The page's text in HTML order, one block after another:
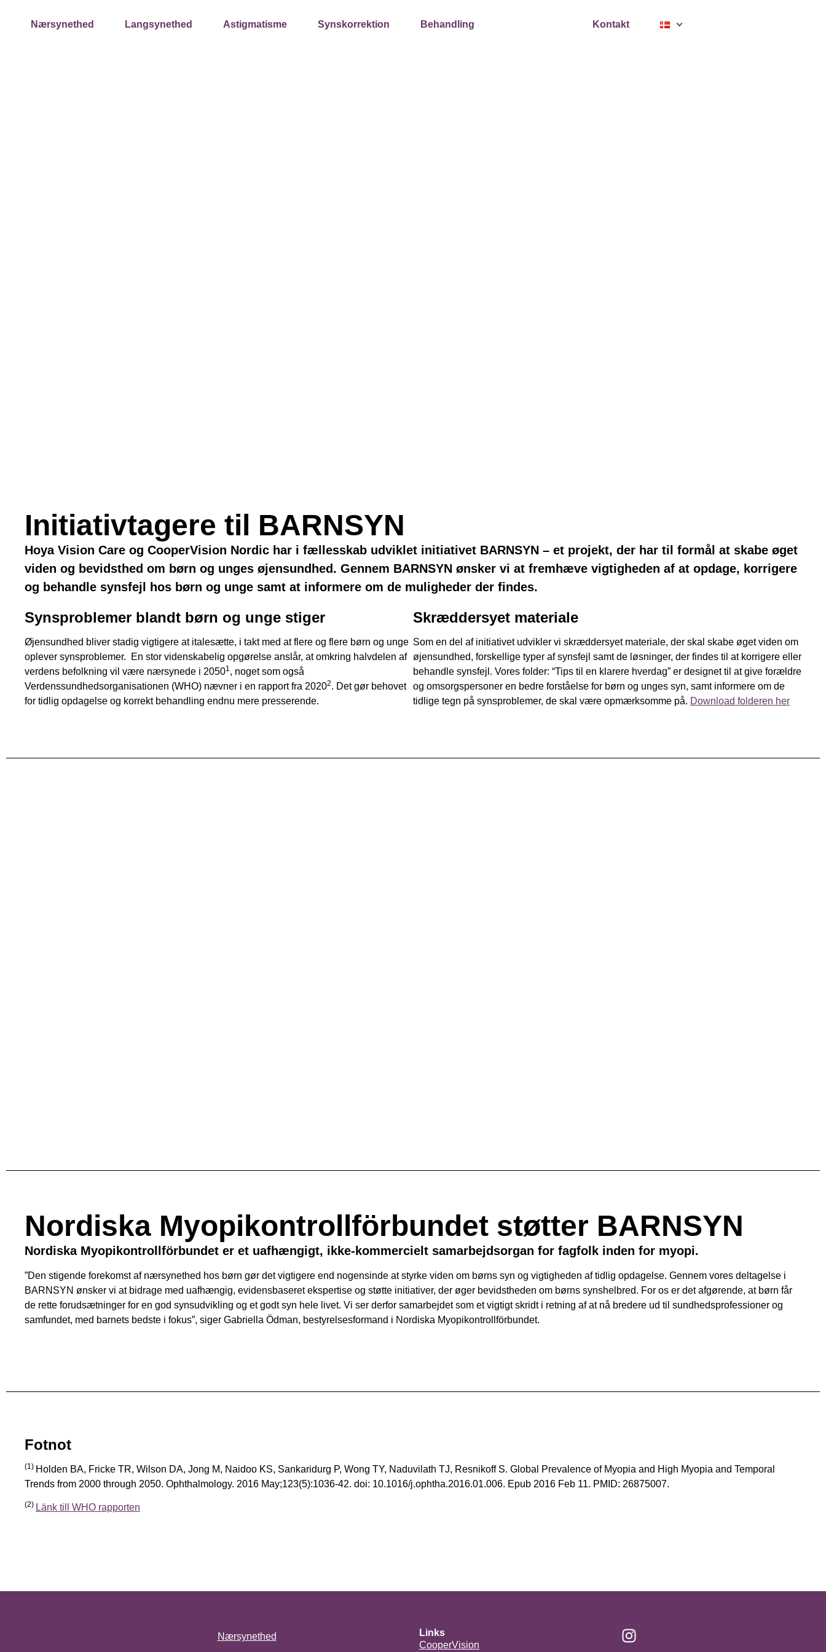
Nærsynethed Langsynethed Astigmatisme Synskorrektion Behandling Kontakt
Initiativtagere til BARNSYN
Hoya Vision Care og CooperVision Nordic har i fællesskab udviklet initiativet BARNSYN – et projekt, der har til formål at skabe øget
viden og bevidsthed om børn og unges øjensundhed. Gennem BARNSYN ønsker vi at fremhæve vigtigheden af at opdage, korrigere
og behandle synsfejl hos børn og unge samt at informere om de muligheder der findes.
Synsproblemer blandt børn og unge stiger
Øjensundhed bliver stadig vigtigere at italesætte, i takt med at flere og flere børn og unge
oplever synsproblemer. En stor videnskabelig opgørelse anslår, at omkring halvdelen af
verdens befolkning vil være nærsynede i 20501, noget som også
Verdenssundhedsorganisationen (WHO) nævner i en rapport fra 20202. Det gør behovet
for tidlig opdagelse og korrekt behandling endnu mere presserende.
Skræddersyet materiale
Som en del af initiativet udvikler vi skræddersyet materiale, der skal skabe øget viden om
øjensundhed, forskellige typer af synsfejl samt de løsninger, der findes til at korrigere eller
behandle synsfejl. Vores folder: “Tips til en klarere hverdag” er designet til at give forældre
og omsorgspersoner en bedre forståelse for børn og unges syn, samt informere om de
tidlige tegn på synsproblemer, de skal være opmærksomme på. Download folderen her
Nordiska Myopikontrollförbundet støtter BARNSYN
Nordiska Myopikontrollförbundet er et uafhængigt, ikke-kommercielt samarbejdsorgan for fagfolk inden for myopi.
”Den stigende forekomst af nærsynethed hos børn gør det vigtigere end nogensinde at styrke viden om børns syn og vigtigheden af tidlig opdagelse. Gennem vores deltagelse i
BARNSYN ønsker vi at bidrage med uafhængig, evidensbaseret ekspertise og støtte initiativer, der øger bevidstheden om børns synshelbred. For os er det afgørende, at børn får
de rette forudsætninger for en god synsudvikling og et godt syn hele livet. Vi ser derfor samarbejdet som et vigtigt skridt i retning af at nå bredere ud til sundhedsprofessioner og
samfundet, med barnets bedste i fokus”, siger Gabriella Ödman, bestyrelsesformand i Nordiska Myopikontrollförbundet.
Fotnot
(1) Holden BA, Fricke TR, Wilson DA, Jong M, Naidoo KS, Sankaridurg P, Wong TY, Naduvilath TJ, Resnikoff S. Global Prevalence of Myopia and High Myopia and Temporal
Trends from 2000 through 2050. Ophthalmology. 2016 May;123(5):1036-42. doi: 10.1016/j.ophtha.2016.01.006. Epub 2016 Feb 11. PMID: 26875007.
(2) Länk till WHO rapporten
Nærsynethed
Links
CooperVision